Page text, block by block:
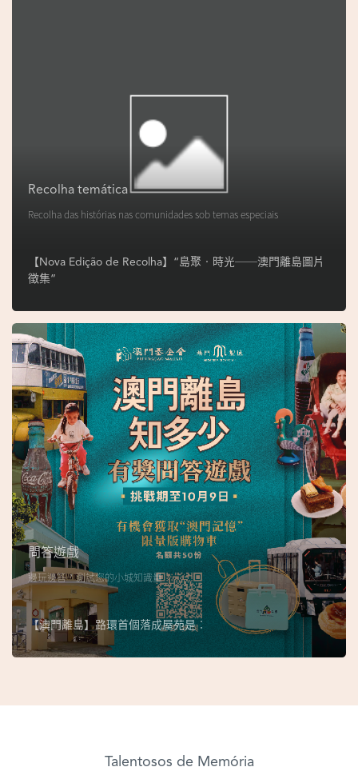
o
吳
榮
恪
Recolha temática
Recolha das histórias nas comunidades sob temas especiais
【Nova Edição de Recolha】“島聚‧時光──澳門離島圖片
徵集”
問答遊戲
邊玩邊答，測試您的小城知識量
【澳門離島】路環首個落成屋苑是︰
Talentosos de Memória